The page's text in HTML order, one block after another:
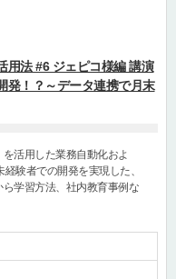
用法 #6 ジェピコ様編 講演
発！？～データ連携で月末
活用した業務自動化およ
験者での開発を実現した、
ら学習方法、社内教育事例な